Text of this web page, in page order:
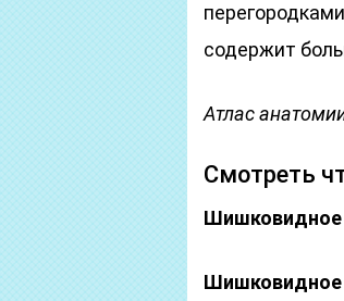
содержит
Атлас
Смотреть
Шишковидное
Шишковидное